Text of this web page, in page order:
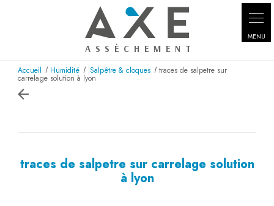
Accueil Humidité Salpêtre & cloques traces de salpetre sur
carrelage solution à lyon
traces de salpetre sur carrelage solution
à lyon
Panneau de gestion des cookies